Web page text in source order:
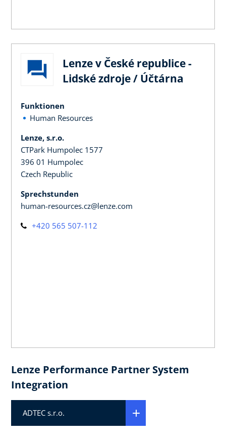
Lenze v České republice -
Lidské zdroje / Účtárna
Funktionen
Human Resources
Lenze, s.r.o.
CTPark Humpolec 1577
396 01 Humpolec
Czech Republic
Sprechstunden
human-resources.cz@lenze.com
+420 565 507-112
Lenze Performance Partner System
Integration
ADTEC s.r.o.